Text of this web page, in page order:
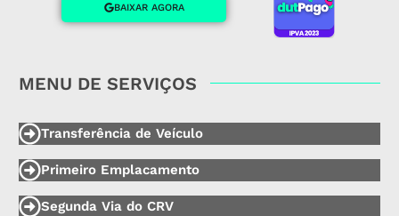
BAIXAR AGORA
MENU DE SERVIÇOS
Transferência de Veículo
Primeiro Emplacamento
Segunda Via do CRV